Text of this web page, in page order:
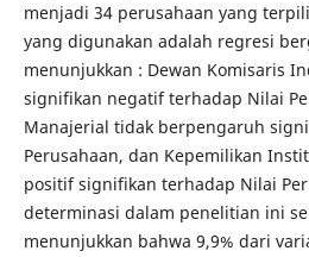
menjadi 34 perusahaan yang
yang digunakan adalah regresi
menunjukkan : Dewan Komisaris
signifikan negatif terhadap Nilai
Manajerial tidak berpengaruh
Perusahaan, dan Kepemilikan
positif signifikan terhadap Nilai
determinasi dalam penelitian ini
menunjukkan bahwa 9,9% dari